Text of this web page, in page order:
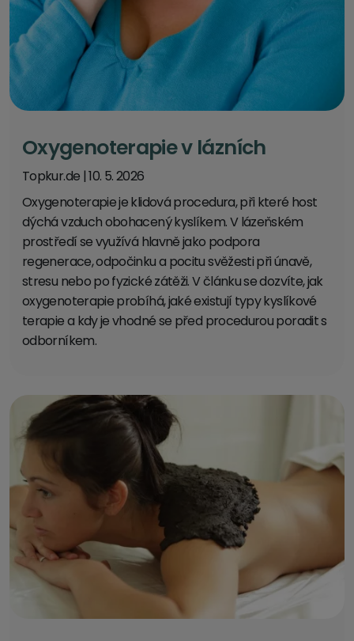
Oxygenoterapie v lázních
Topkur.de |10. 5. 2026
Oxygenoterapie je klidová procedura, při které host
dýchá vzduch obohacený kyslíkem. V lázeňském
prostředí se využívá hlavně jako podpora
regenerace, odpočinku a pocitu svěžesti při únavě,
stresu nebo po fyzické zátěži. V článku se dozvíte, jak
oxygenoterapie probíhá, jaké existují typy kyslíkové
terapie a kdy je vhodné se před procedurou poradit s
odborníkem.